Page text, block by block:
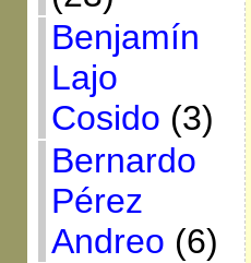
Benjamín
Lajo
Cosido (3)
Bernardo
Pérez
Andreo (6)